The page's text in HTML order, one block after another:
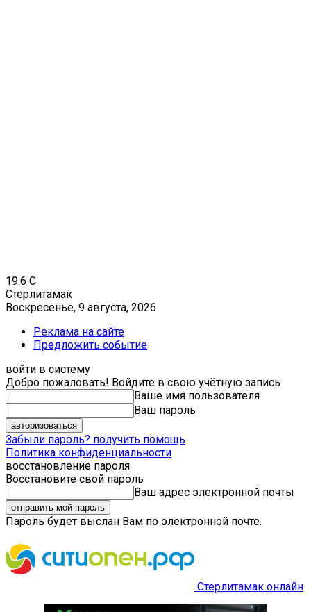
19.6 C
Стерлитамак
Воскресенье, 9 августа, 2026
Реклама на сайте
Предложить событие
войти в систему
Добро пожаловать! Войдите в свою учётную запись
Ваше имя пользователя
Ваш пароль
Забыли пароль? получить помощь
Политика конфиденциальности
восстановление пароля
Восстановите свой пароль
Ваш адрес электронной почты
Пароль будет выслан Вам по электронной почте.
Стерлитамак онлайн